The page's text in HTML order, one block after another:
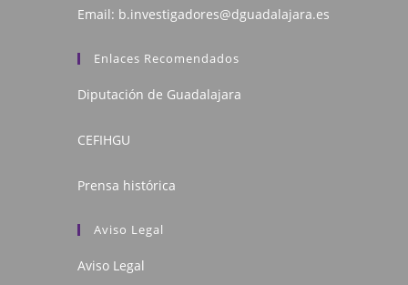
Email: b.investigadores@dguadalajara.es
Enlaces Recomendados
Diputación de Guadalajara
CEFIHGU
Prensa histórica
Aviso Legal
Aviso Legal